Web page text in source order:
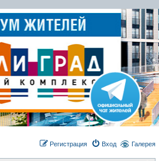
Галерея
Вход
Регистрация